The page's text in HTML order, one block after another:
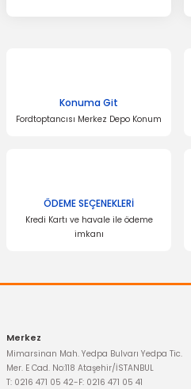
Konuma Git
Fordtoptancısı Merkez Depo Konum
ÖDEME SEÇENEKLERİ
Kredi Kartı ve havale ile ödeme
imkanı
Merkez
Mimarsinan Mah. Yedpa Bulvarı Yedpa Tic.
Mer. E Cad. No:118 Ataşehir/İSTANBUL
T: 0216 471 05 42-F: 0216 471 05 41